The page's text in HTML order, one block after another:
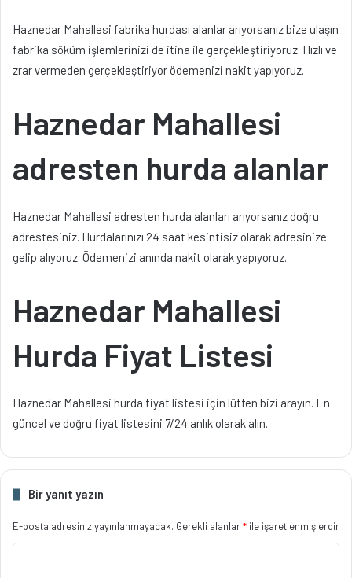
Haznedar Mahallesi fabrika hurdası alanlar arıyorsanız bize ulaşın
fabrika söküm işlemlerinizi de itina ile gerçekleştiriyoruz. Hızlı ve
zrar vermeden gerçekleştiriyor ödemenizi nakit yapıyoruz.
Haznedar Mahallesi
adresten hurda alanlar
Haznedar Mahallesi adresten hurda alanları arıyorsanız doğru
adrestesiniz. Hurdalarınızı 24 saat kesintisiz olarak adresinize
gelip alıyoruz. Ödemenizi anında nakit olarak yapıyoruz.
Haznedar Mahallesi
Hurda Fiyat Listesi
Haznedar Mahallesi hurda fiyat listesi için lütfen bizi arayın. En
güncel ve doğru fiyat listesini 7/24 anlık olarak alın.
Bir yanıt yazın
E-posta adresiniz yayınlanmayacak. Gerekli alanlar* ile işaretlenmişlerdir